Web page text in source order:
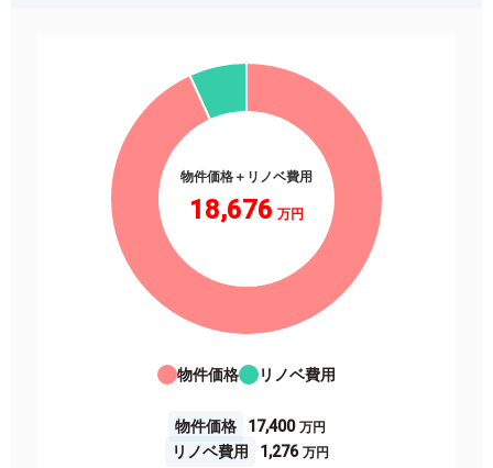
物件価格＋リノベ費用
18,676
物件価格 リノベ費用
物件価格
17,400
リノベ費用
1,276